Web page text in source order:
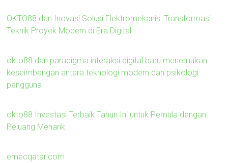
OKTO88 dan Inovasi Solusi Elektromekanis: Transformasi
Teknik Proyek Modern di Era Digital
okto88 dan paradigma interaksi digital baru menemukan
keseimbangan antara teknologi modern dan psikologi
pengguna
okto88 Investasi Terbaik Tahun Ini untuk Pemula dengan
Peluang Menarik
emecqatar.com